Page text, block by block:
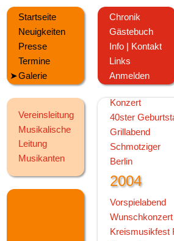
Startseite
Neuigkeiten
Presse
Termine
Galerie
Chronik
Gästebuch
Info | Kontakt
Links
Anmelden
Vereinsleitung
Musikalische
Leitung
Musikanten
Schmotziger
Wunschkonzert
2005
Herbstfest
Stadtfest
Konzert
40ster
Grillabend
Schmotziger
Berlin
2004
Vorspielabend
Wunschkonzert
Kreismusikfest